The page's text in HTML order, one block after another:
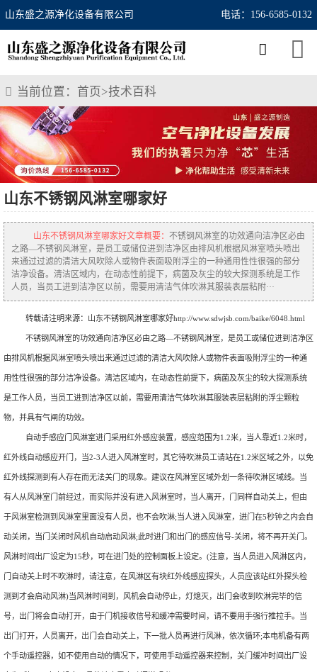
山东盛之源净化设备有限公司 电话：156-6585-0132
当前位置： 首页>技术百科
山东不锈钢风淋室哪家好
山东不锈钢风淋室哪家好文章概要： 不锈钢风淋室的功效通向洁净区必由
之路—不锈钢风淋室，是员工或储位进到洁净区由排风机根据风淋室喷头喷出
来通过过滤的清洁大风吹除人或物件表面吸附浮尘的一种通用性性很强的部分
洁净设备。清洁区域内，在动态性前提下，病菌及灰尘的较大探测系统是工作
人员，当员工进到洁净区以前，需要用清洁气体吹淋其服装表层粘附···
转载请注明来源： 山东不锈钢风淋室哪家好http://www.sdwjsb.com/baike/6048.html
不锈钢风淋室的功效通向洁净区必由之路—不锈钢风淋室，是员工或储位进到洁净区
由排风机根据风淋室喷头喷出来通过过滤的清洁大风吹除人或物件表面吸附浮尘的一种通
用性性很强的部分洁净设备。清洁区域内，在动态性前提下，病菌及灰尘的较大探测系统
是工作人员，当员工进到洁净区以前，需要用清洁气体吹淋其服装表层粘附的浮尘颗粒
物，并具有气闸的功效。
自动手感应门风淋室进门采用红外感应装置，感应范围为1.2米，当人靠近1.2米时，
红外线自动感应开门，当2-3人进入风淋室时，其它待吹淋员工请站在1.2米区域之外，以免
红外线探测到有人存在而无法关门的现象。建议在风淋室区域外划一条待吹淋区域线。当
有人从风淋室门前经过，而实际并没有进入风淋室时，当人离开，门同样自动关上，但由
于风淋室检测到风淋室里面没有人员，也不会吹淋;当人进入风淋室，进门在5秒钟之内会自
动关闭，当门关闭时风机自动启动风淋;此时进门和出门的感应信号-关闭，将不再开关门。
风淋时间出厂设定为15秒，可在进门处的控制面板上设定。(注意，当人员进入风淋区内，
门自动关上时不吹淋时，请注意，在风淋区有块红外线感应探头，人员应该站红外探头检
测到才会启动风淋)当风淋时间到，风机会自动停止，灯熄灭，出门会收到吹淋完毕的信
号，出门将会自动打开，由于门机接收信号和缓冲需要时间，请不要用手强行推拉手。当
出门打开，人员离开，出门会自动关上，下一批人员再进行风淋，依次循环;本电机备有两
个手动遥控器，如不使用自动的情况下，可使用手动遥控器来控制，关门缓冲时间出厂设